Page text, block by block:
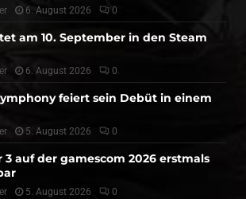
6. August 2026 0
am 10. September in den Steam
6. August 2026 0
feiert sein Debüt in einem
5. August 2026 0
3 auf der gamescom 2026 erstmals
5. August 2026 0